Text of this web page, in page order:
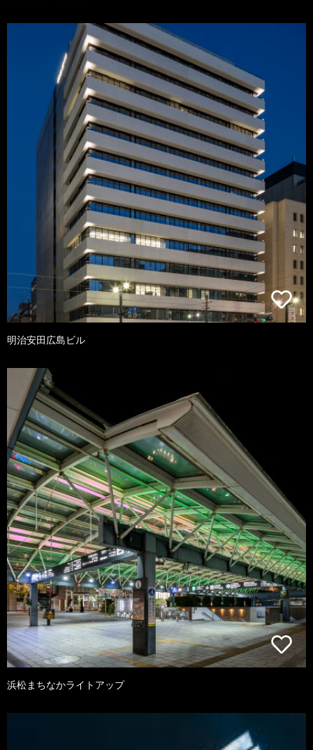
明治安田広島ビル
浜松まちなかライトアップ